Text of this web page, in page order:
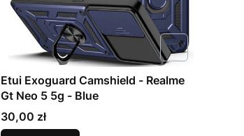
Etui Exoguard Camshield - Realme
Gt Neo 5 5g - Blue
Cena
30,00 zł